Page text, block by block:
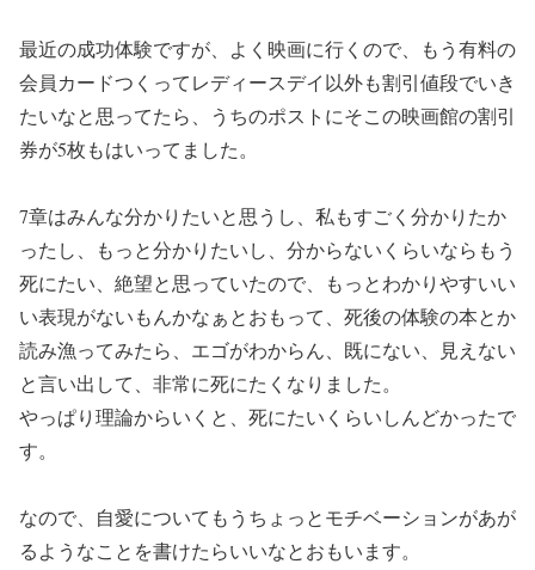
最近の成功体験ですが、よく映画に行くので、もう有料の
会員カードつくってレディースデイ以外も割引値段でいき
たいなと思ってたら、うちのポストにそこの映画館の割引
券が5枚もはいってました。
7章はみんな分かりたいと思うし、私もすごく分かりたか
ったし、もっと分かりたいし、分からないくらいならもう
死にたい、絶望と思っていたので、もっとわかりやすいい
い表現がないもんかなぁとおもって、死後の体験の本とか
読み漁ってみたら、エゴがわからん、既にない、見えない
と言い出して、非常に死にたくなりました。
やっぱり理論からいくと、死にたいくらいしんどかったで
す。
なので、自愛についてもうちょっとモチベーションがあが
るようなことを書けたらいいなとおもいます。